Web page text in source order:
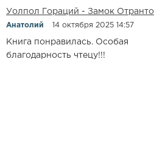
Уолпол Гораций - Замок Отранто
Анатолий 14 октября 2025 14:57
Книга понравилась. Особая
благодарность чтецу!!!